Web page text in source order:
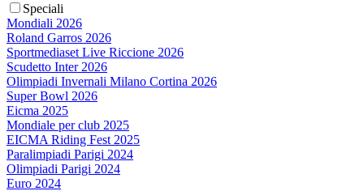
Speciali
Mondiali 2026
Roland Garros 2026
Sportmediaset Live Riccione 2026
Scudetto Inter 2026
Olimpiadi Invernali Milano Cortina 2026
Super Bowl 2026
Eicma 2025
Mondiale per club 2025
EICMA Riding Fest 2025
Paralimpiadi Parigi 2024
Olimpiadi Parigi 2024
Euro 2024